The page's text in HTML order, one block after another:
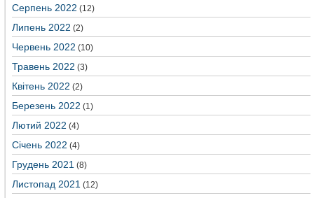
Серпень 2022 (12)
Липень 2022 (2)
Червень 2022 (10)
Травень 2022 (3)
Квітень 2022 (2)
Березень 2022 (1)
Лютий 2022 (4)
Січень 2022 (4)
Грудень 2021 (8)
Листопад 2021 (12)